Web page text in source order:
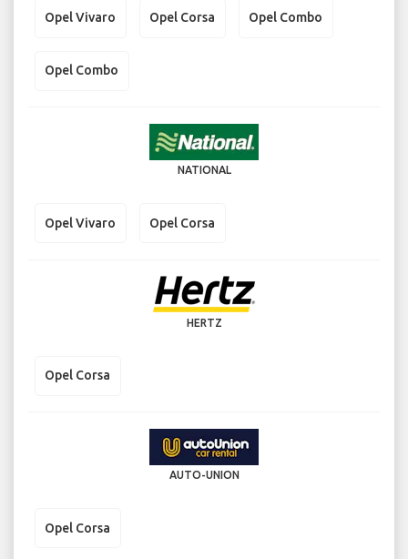
Opel Vivaro Opel Corsa Opel Combo
Opel Combo
NATIONAL
Opel Vivaro Opel Corsa
HERTZ
Opel Corsa
AUTO-UNION
Opel Corsa